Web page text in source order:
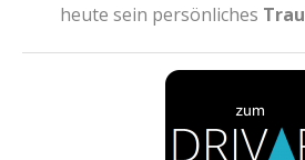
heute sein persönliches